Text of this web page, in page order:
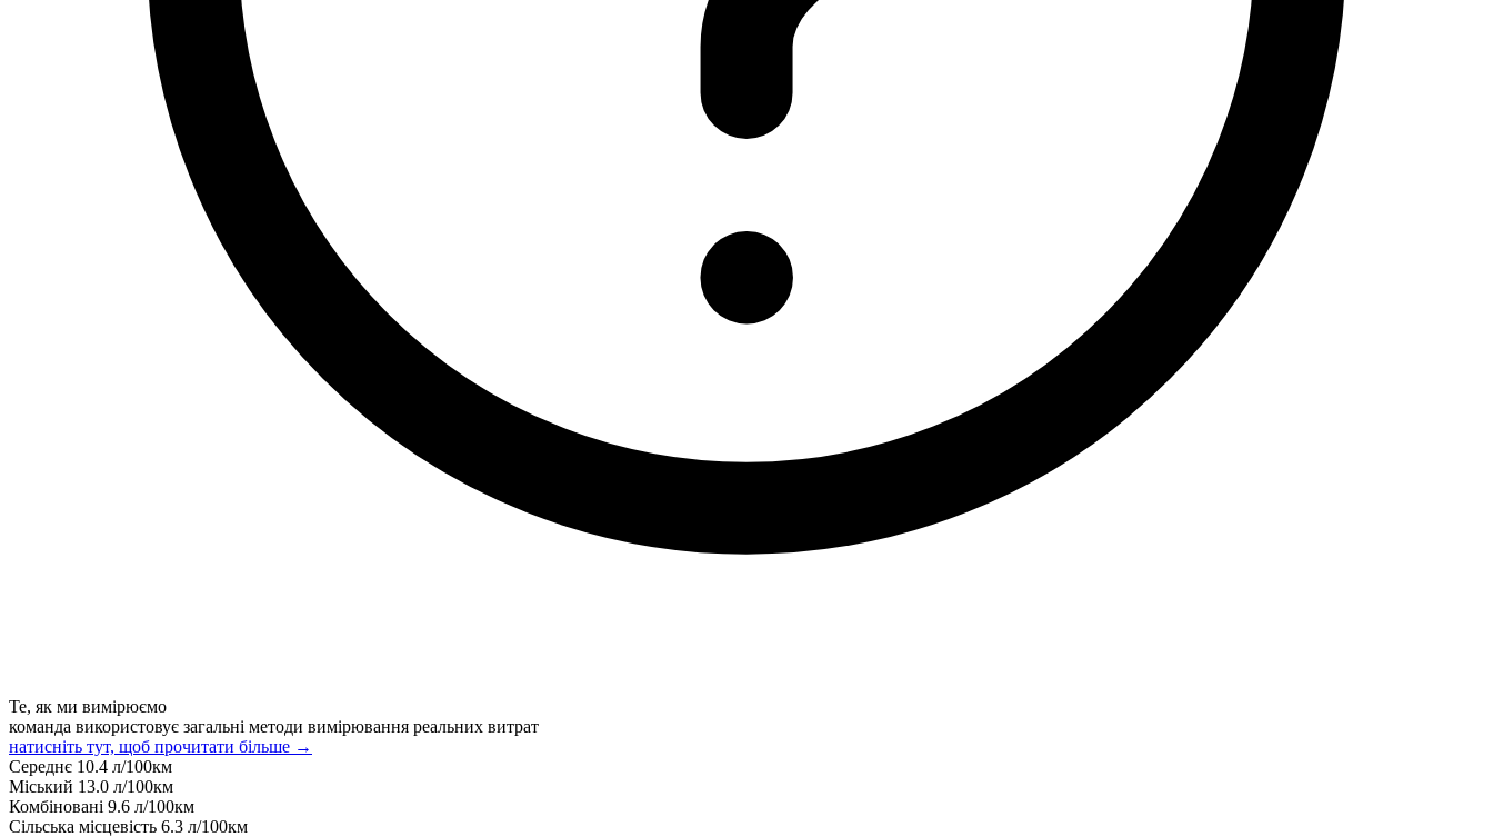
Те, як ми вимірюємо
команда використовує загальні методи вимірювання реальних витрат
натисніть тут, щоб прочитати більше →
Середнє 10.4 л/100км
Міський 13.0 л/100км
Комбіновані 9.6 л/100км
Сільська місцевість 6.3 л/100км